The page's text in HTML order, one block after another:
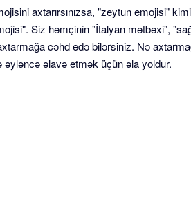
axtarırsınızsa, "zeytun emojisi"
Siz həmçinin "İtalyan mətbəxi",
cəhd edə bilərsiniz. Nə
əlavə etmək üçün əla yoldur.